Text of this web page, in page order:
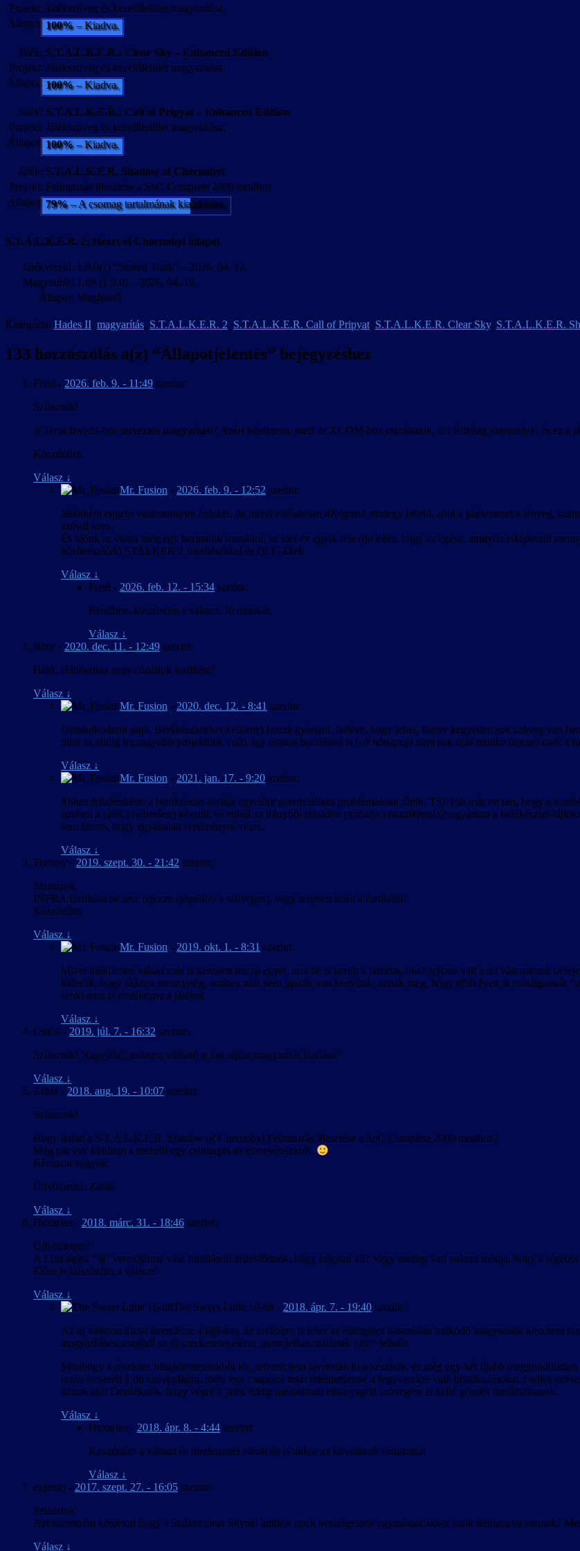
Projekt: Játékszöveg és kezelőfelület magyarítása.
Állapot: 100%– Kiadva.
Játék: S.T.A.L.K.E.R.: Clear Sky – Enhanced Edition
Projekt: Játékszöveg és kezelőfelület magyarítása.
Állapot: 100%– Kiadva.
Játék: S.T.A.L.K.E.R.: Call of Pripyat – Enhanced Edition
Projekt: Játékszöveg és kezelőfelület magyarítása.
Állapot: 100%– Kiadva.
Játék: S.T.A.L.K.E.R. Shadow of Chernobyl
Projekt: Feliratozás illesztése a SoC Complete 2009 modhoz
Állapot: 79%– A csomag tartalmának kialakítása.
S.T.A.L.K.E.R. 2: Heart of Chornobyl állapot
Játékverzió: 1.9.0(?) “Sealed Truth” – 2026. 04. 14.
Magyarítás: 1.08 (1.9.0) – 2026. 04. 19.
Állapot: Megfelelő
Kategória: Hades II, magyarítás, S.T.A.L.K.E.R. 2, S.T.A.L.K.E.R. Call of Pripyat, S.T.A.L.K.E.R. Clear Sky, S.T.A.L.K.E.R.
133 hozzászólás a(z) “Állapotjelentés” bejegyzéshez
Freel - 2026. feb. 9. - 11:49 szerint:
Sziasztok!
A Terra Invicta-hoz terveztek magyarítást? Azért kérdezem, mert az XCOM-hoz csináltatok, azt állítólag szerettétek, és ez a
Köszönöm.
Válasz ↓
Mr. Fusion - 2026. feb. 9. - 12:52 szerint:
Játékként engem valamennyire érdekel, de mivel elsősorban 4X/grand strategy hibrid, ahol a játékmenet a lényeg,
szóval nem.
És időnk se volna még egy harmadik munkára, az idei év egyik fele (de lehet, hogy az egész, amilyen elképesztő
közbeékelődő STALKER 2 frissítésekkel és DLC-kkel.
Válasz ↓
Freel - 2026. feb. 12. - 15:34 szerint:
Rendben, köszönöm a választ. Jó munkát.
Válasz ↓
Nixy - 2020. dec. 11. - 12:49 szerint:
Heló. Hádészhoz nem csináltok fordítást?
Válasz ↓
Mr. Fusion - 2020. dec. 12. - 8:41 szerint:
Gondolkodunk rajta. Betűkészleteket kell(ene) hozzá gyártani, feltéve, hogy lehet, illetve kegyetlen sok szöveg van
mint az eddig legnagyobb projektünk volt), így óvatos becsléssel is 6-9 hónapnyi napi sok órás munka (lenne) csak a
Válasz ↓
Mr. Fusion - 2021. jan. 17. - 9:20 szerint:
Ehhez frissítésként: a betűkészlet-javítás egyelőre potenciálisan problémásnak tűnik, TSL16b már ott tart, hogy a
amiben a játék (vélhetően) készült, és ebből az irányból támadva próbálja visszafejteni/újragyártani a betűkészlet-
sem biztos, hogy egyáltalán eredményre vezet.
Válasz ↓
Tommy - 2019. szept. 30. - 21:42 szerint:
Sziasztok,
INFRA fordítása be lesz fejezve (legalább a szöveges), vagy teljesen leállt a fordítása?
Köszönöm
Válasz ↓
Mr. Fusion - 2019. okt. 1. - 8:31 szerint:
Mivel időközben valaki más is készített hozzá egyet, ami be is került a játékba, okafogyottá vált a mi változatunk
kiderült, hogy akkora mennyiség, amihez már nem igazán van kedvünk, annak meg, hogy több éven át csinálgassuk
senki nem is emlékezne a játékra.
Válasz ↓
Csaba - 2019. júl. 7. - 16:32 szerint:
Sziasztok! Nagyjából mikorra várható a lost alpha magyarítás kiadása?
Válasz ↓
Zabla - 2018. aug. 19. - 10:07 szerint:
Sziasztok!
Hogy halad a S.T.A.L.K.E.R. Shadow of Chernobyl Feliratozás illesztése a SoC Complete 2009 modhoz?
Még pár éve küldtem a tesztről egy csomagot az észrevételekről.
Kíváncsi vagyok.
Üdvözlettel: Zabla
Válasz ↓
Hexarius - 2018. márc. 31. - 18:46 szerint:
Üdvözletem!
A Lost alpha “új” verziójához való fordításról érdeklődnék, hogy hogyan áll? Vagy esetleg van valami módja, hogy a
Előre is köszönöm a választ!
Válasz ↓
The Sweet Little 16-bit - 2018. ápr. 7. - 19:40 szerint:
Az új változat kicsit átrendezte a fájlokat, de továbbra is lehet az eddigihez hasonlóan működő magyarítást készíteni
magyarításcsomagból az új szerkezetet elérni „nem felhasználónak való” feladat.
Minthogy a részletes hibajelentésünkből kb. semmit sem javítottak ki a készítők, és még egy-két újabb
lazán lecserélt 1 db szövegfájlra, mely egy csapásra teszi értelmetlenné a fegyverekre való hivatkozásokat a teljes
adunk időt Dezóéknak, hogy végre a játék eddig méltatlanul elhanyagolt szövegére is kellő gondot fordíthassanak.
Válasz ↓
Hexarius - 2018. ápr. 8. - 4:44 szerint:
Köszönöm a választ és türelemmel várok én is akkor az következő változatra!
Válasz ↓
experto - 2017. szept. 27. - 16:05 szerint:
Sziasztok
Azt szeretném kérdezni hogy a Stalker clear Skynál amikor npck beszélgetnek egymással akkor azok feliratozva vannak?
Válasz ↓